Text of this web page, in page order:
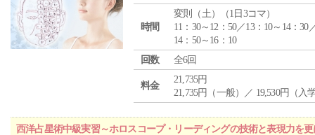
時間
変則（土）（1日3コマ）
11：30～12：50／13：10～14：30
14：50～16：10
回数
全6回
料金
21,735円
21,735円（一般）／ 19,530円（入
西洋占星術中級実習～ホロスコープ・リーディングの技術と表現力を